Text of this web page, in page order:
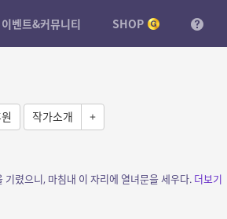
이벤트&커뮤니티 SHOP
작가소개 +
렸으니, 마침내 이 자리에 열녀문을 세우다. 더보기